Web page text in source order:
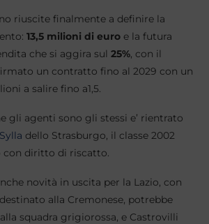
riuscite finalmente a definire la
13,5 milioni di euro e la futura
che si aggira sul 25%, con il
un contratto fino al 2029 con un
a salire fino a1,5.
gli agenti sono gli stessi e’ rientrato
Sylla dello Strasburgo, il classe 2002
con diritto di riscatto.
novità in uscita per la Lazio, con
alla Cremonese, potrebbe
squadra grigiorossa, e Castrovilli